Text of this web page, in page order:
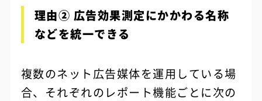
理由② 広告効果測定にかかわる名称
などを統一できる
複数のネット広告媒体を運用している場
合、それぞれのレポート機能ごとに次の